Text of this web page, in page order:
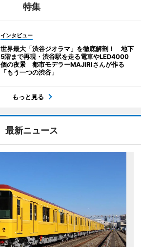
特集
インタビュー
世界最大「渋谷ジオラマ」を徹底解剖！ 地下
5階まで再現・渋谷駅を走る電車やLED4000
個の夜景 都市モデラーMAJIRIさんが作る
「もう一つの渋谷」
もっと見る
最新ニュース